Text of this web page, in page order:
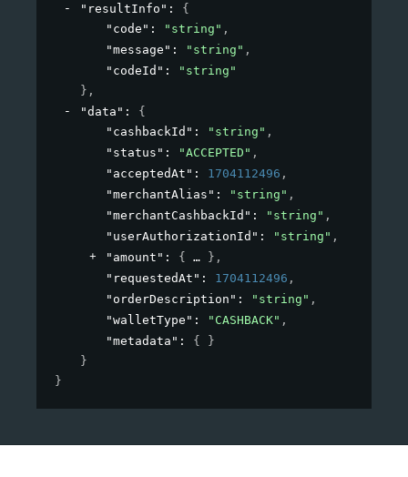
"resultInfo" : {
"code" : "string" ,
"message" : "string" ,
"codeId" :
"string"
} ,
"data" : {
"cashbackId" : "string" ,
"status" : "ACCEPTED" ,
"acceptedAt" : 1704112496 ,
"merchantAlias" : "string" ,
"merchantCashbackId" : "string" ,
"userAuthorizationId" : "string" ,
"amount" : { } ,
"requestedAt" : 1704112496 ,
"orderDescription" : "string" ,
"walletType" : "CASHBACK" ,
"metadata" : { }
}
}